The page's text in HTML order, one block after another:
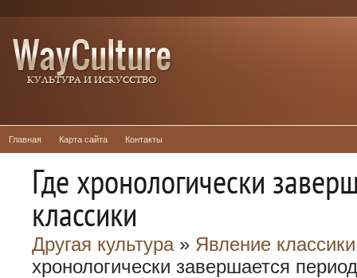
Главная Карта сайта Контакты
Где хронологически
классики
Другая культура» Явление классики
хронологически завершается